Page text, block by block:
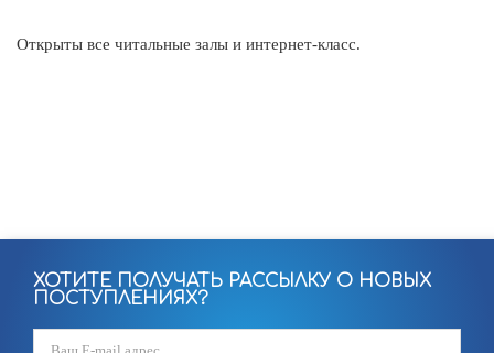
Открыты все читальные залы и интернет-класс.
ХОТИТЕ ПОЛУЧАТЬ РАССЫЛКУ О НОВЫХ
ПОСТУПЛЕНИЯХ?